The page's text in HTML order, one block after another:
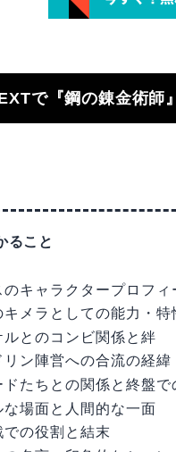
で『鋼の錬金術師
ること
のキャラクタープロフィ
キメラとしての能力・特
ルとのコンビ関係と絆
リン陣営への合流の経緯
ドたちとの関係と終盤で
な場面と人間的な一面
での役割と結末